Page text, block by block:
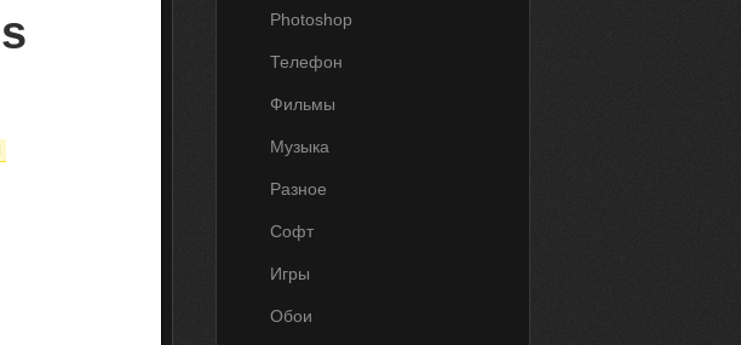
Photoshop
Телефон
Фильмы
Музыка
Разное
Софт
Игры
Обои